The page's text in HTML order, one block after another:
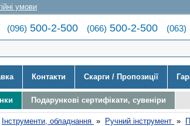
умови
(096) 500-2-500 (066) 500-2-500 (063)
Контакти Скарги / Пропозиції
Подарункові сертифікати, сувеніри
Інструменти, обладнання » Ручний інструмент »